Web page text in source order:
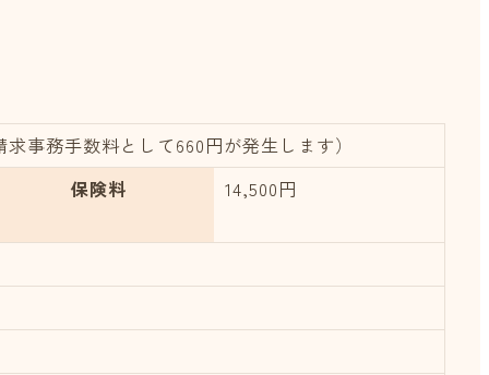
事務手数料として660円が発生します）
保険料 14,500円